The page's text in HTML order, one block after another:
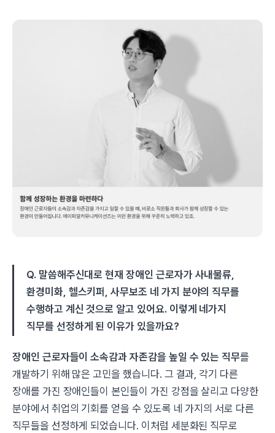
Q. 말씀해주신대로 현재 장애인 근로자가 사내물류,
환경미화, 헬스키퍼, 사무보조 네 가지 분야의 직무를
수행하고 계신 것으로 알고 있어요. 이렇게 네가지
직무를 선정하게 된 이유가 있을까요?
장애인 근로자들이 소속감과 자존감을 높일 수 있는 직무를
개발하기 위해 많은 고민을 했습니다. 그 결과, 각기 다른
장애를 가진 장애인들이 본인들이 가진 강점을 살리고 다양한
분야에서 취업의 기회를 얻을 수 있도록 네 가지의 서로 다른
직무들을 선정하게 되었습니다. 이처럼 세분화된 직무로